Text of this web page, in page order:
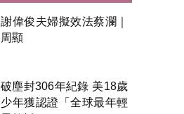
謝偉俊夫婦擬效法蔡瀾｜
周顯
破塵封306年紀錄 美18歲
少年獲認證「全球最年輕